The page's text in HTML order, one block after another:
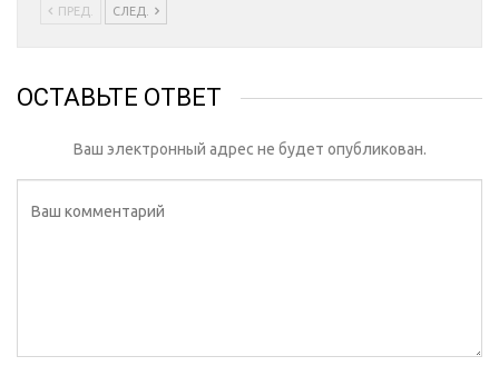
ПРЕД. СЛЕД.
ОСТАВЬТЕ ОТВЕТ
Ваш электронный адрес не будет опубликован.